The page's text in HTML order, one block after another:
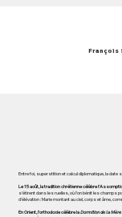
François
Entre foi, superstition et calcul diplomatique, la date
Le 15 août, la tradition chrétienne célèbre
s’étirent dans les ruelles, où l’on bénit les champs
d’élévation : Marie montant au ciel, corps et âme,
En Orient, l’orthodoxie célèbre laDormition de la Mère